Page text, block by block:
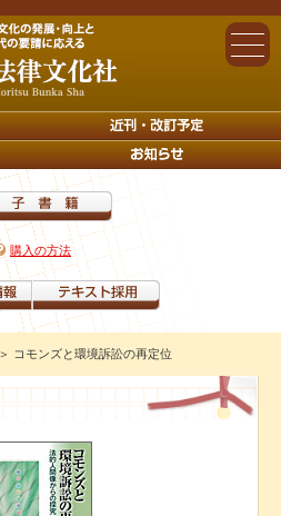
購入の方法
＞ コモンズと環境訴訟の再定位